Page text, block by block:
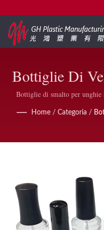
Bottiglie Di
Unghie
Con
Bottiglie di smalto per
rotondi e quadrati, con tappi in
anti-UV. Conforme alla FDA
Home / Categoria /